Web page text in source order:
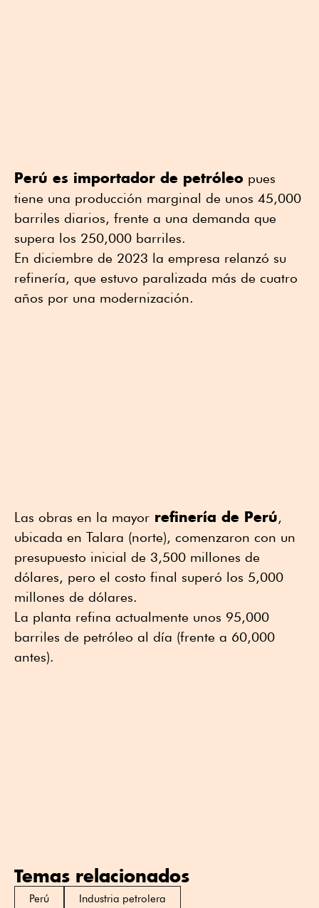
Perú es importador de petróleo pues
tiene una producción marginal de unos 45,000
barriles diarios, frente a una demanda que
supera los 250,000 barriles.
En diciembre de 2023 la empresa relanzó su
refinería, que estuvo paralizada más de cuatro
años por una modernización.
Las obras en la mayor refinería de Perú,
ubicada en Talara (norte), comenzaron con un
presupuesto inicial de 3,500 millones de
dólares, pero el costo final superó los 5,000
millones de dólares.
La planta refina actualmente unos 95,000
barriles de petróleo al día (frente a 60,000
antes).
Temas relacionados
Perú
Industria petrolera